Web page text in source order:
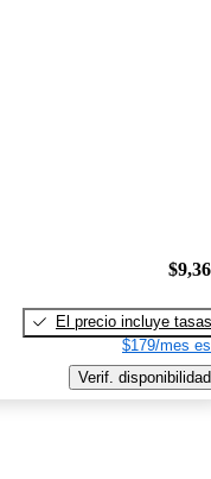
El precio incluye tasas
$179/mes
Verif. disponibilidad